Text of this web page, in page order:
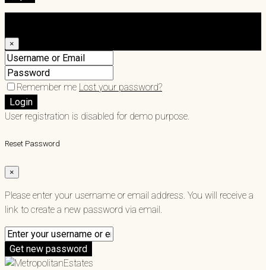
×
Remember me Lost your password?
Login
User registration is disabled for demo purpose.
Reset Password
×
Please enter your username or email address. You will receive a
link to create a new password via email.
Get new password